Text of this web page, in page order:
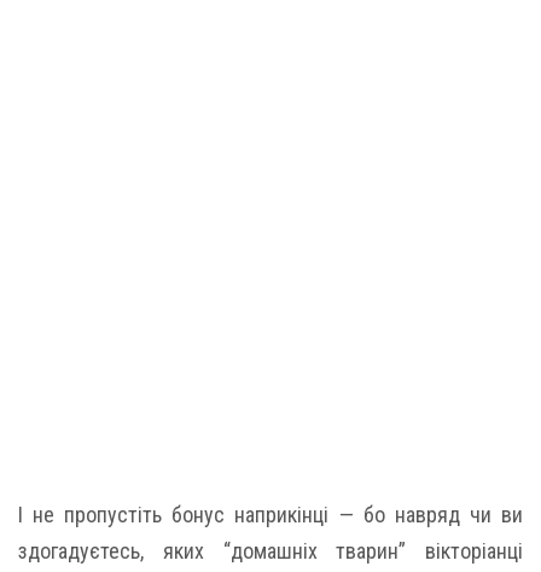
І не пропустіть бонус наприкінці — бо навряд чи ви
здогадуєтесь, яких “домашніх тварин” вікторіанці